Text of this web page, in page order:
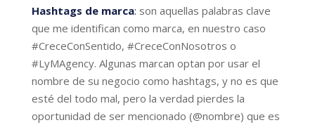
Hashtags de marca: son aquellas palabras clave
que me identifican como marca, en nuestro caso
#CreceConSentido, #CreceConNosotros o
#LyMAgency. Algunas marcan optan por usar el
nombre de su negocio como hashtags, y no es que
esté del todo mal, pero la verdad pierdes la
oportunidad de ser mencionado (@nombre) que es